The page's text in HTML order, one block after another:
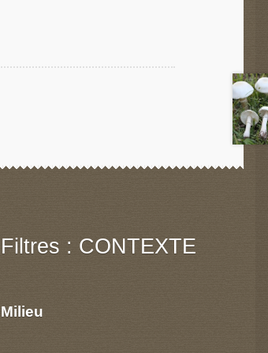
Filtres : CONTEXTE
Milieu